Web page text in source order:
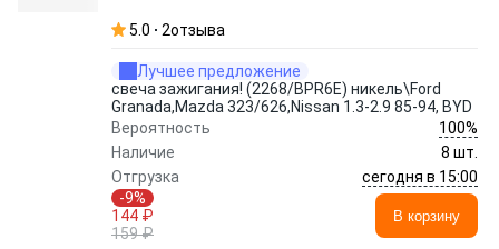
5.0 2отзыва
Лучшее предложение
свеча зажигания! (2268/BPR6E) никель\Ford
Granada,Mazda 323/626,Nissan 1.3-2.9 85-94, BYD
Вероятность
100%
Наличие
8 шт.
Отгрузка
сегодня в 15:00
-9%
144 ₽
159 ₽
В корзину